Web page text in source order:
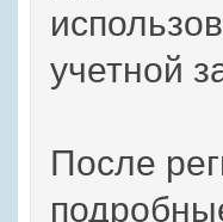
учетной
После